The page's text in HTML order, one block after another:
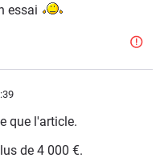
essai
que l'article.
de 4 000 €.